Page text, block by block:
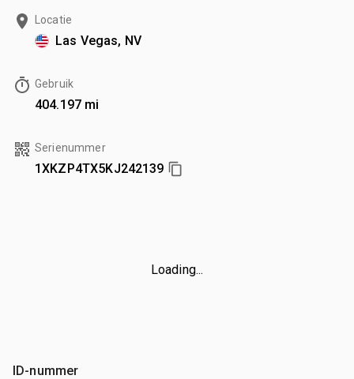
Locatie
Las Vegas, NV
Gebruik
404.197 mi
Serienummer
1XKZP4TX5KJ242139
Loading...
ID-nummer